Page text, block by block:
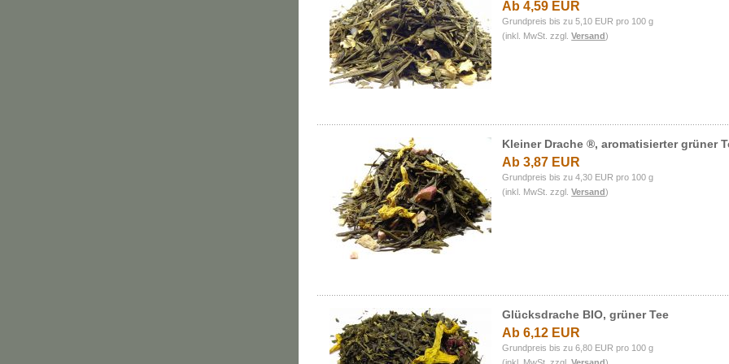
Ab 4,59 EUR
Grundpreis bis zu 5,10 EUR pro 100 g
(inkl. MwSt. zzgl.Versand)
Kleiner Drache ®, aromatisierter grüner
Ab 3,87 EUR
Grundpreis bis zu 4,30 EUR pro 100 g
(inkl. MwSt. zzgl.Versand)
Glücksdrache BIO, grüner Tee
Ab 6,12 EUR
Grundpreis bis zu 6,80 EUR pro 100 g